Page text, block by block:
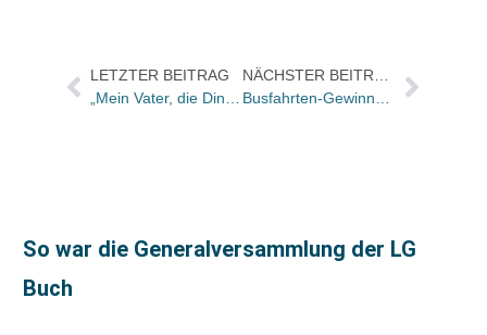
LETZTER BEITRAG
So war die Generalversammlung der LG
Buch